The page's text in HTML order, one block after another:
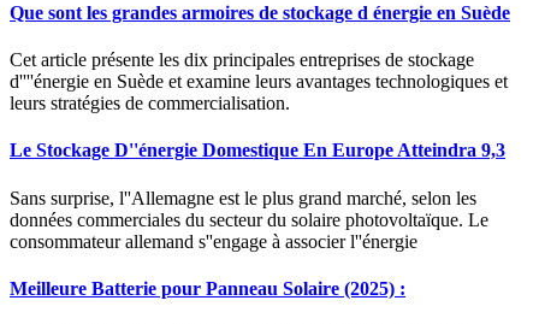
Que sont les grandes armoires de stockage d énergie en Suède
Cet article présente les dix principales entreprises de stockage
d''''énergie en Suède et examine leurs avantages technologiques et
leurs stratégies de commercialisation.
Le Stockage D''énergie Domestique En Europe Atteindra 9,3
Sans surprise, l''Allemagne est le plus grand marché, selon les
données commerciales du secteur du solaire photovoltaïque. Le
consommateur allemand s''engage à associer l''énergie
Meilleure Batterie pour Panneau Solaire (2025) :